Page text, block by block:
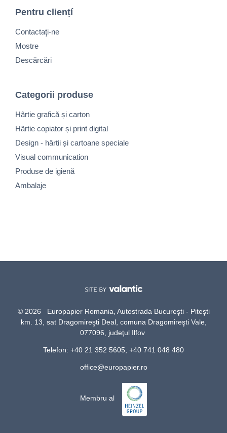
Pentru cliențí
Contactaţi-ne
Mostre
Descărcări
Categorii produse
Hârtie grafică și carton
Hârtie copiator și print digital
Design - hârtii și cartoane speciale
Visual communication
Produse de igienă
Ambalaje
© 2026 Europapier Romania, Autostrada Bucureşti - Piteşti
km. 13, sat Dragomireşti Deal, comuna Dragomireşti Vale,
077096, judeţul Ilfov
Telefon: +40 21 352 5605, +40 741 048 480
office@europapier.ro
Membru al